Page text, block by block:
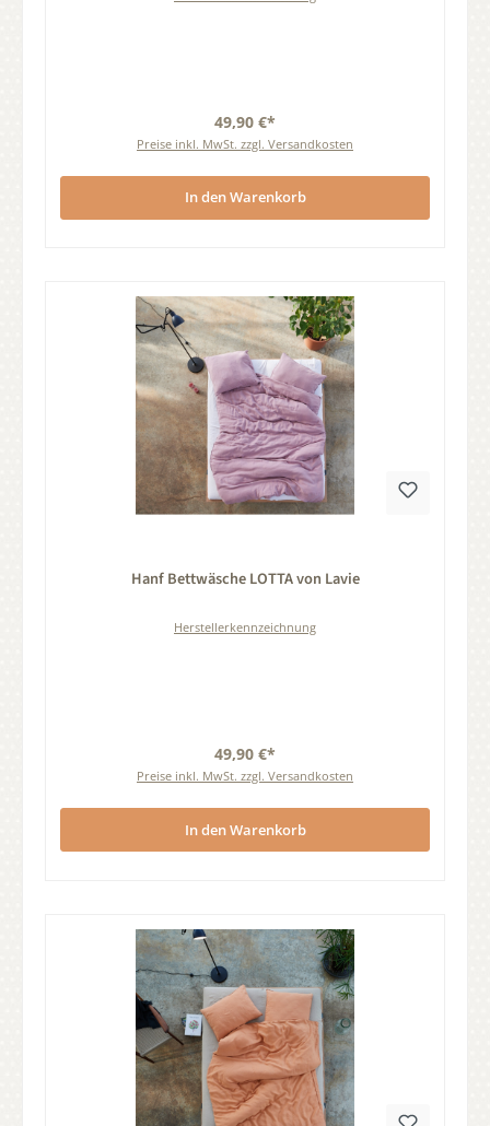
49,90 €*
Preise inkl. MwSt. zzgl. Versandkosten
In den Warenkorb
Hanf Bettwäsche LOTTA von Lavie
Herstellerkennzeichnung
49,90 €*
Preise inkl. MwSt. zzgl. Versandkosten
In den Warenkorb